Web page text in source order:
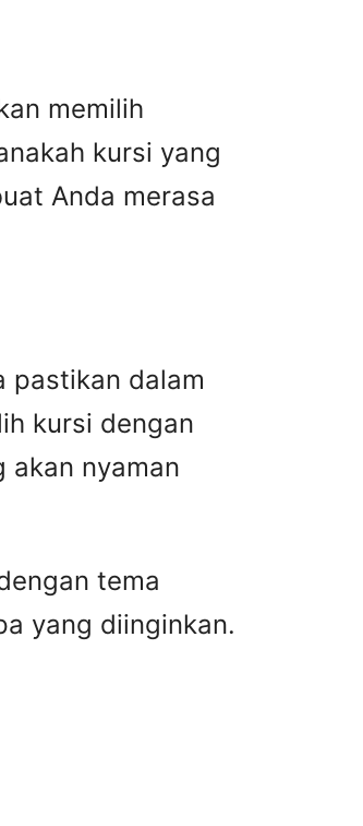
memilih
kursi yang
Anda merasa
pastikan dalam
kursi dengan
akan nyaman
tema
yang diinginkan.